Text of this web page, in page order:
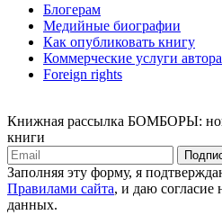
Блогерам
Медийные биографии
Как опубликовать книгу
Коммерческие услуги
Foreign rights
Книжная рассылка БОМБОРЫ:
книги
Заполняя эту форму, я
Правилами сайта, и даю согласие
данных.